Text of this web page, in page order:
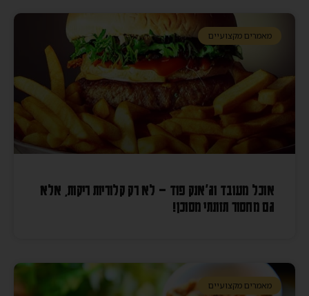
מאמרים מקצועיים
אוכל מעובד וג'אנק פוד – לא רק קלוריות ריקות, אלא
גם מחסור תזונתי מסוכן!
מאמרים מקצועיים